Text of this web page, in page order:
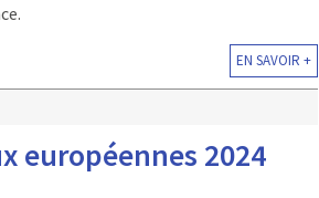
EN SAVOIR +
européennes 2024